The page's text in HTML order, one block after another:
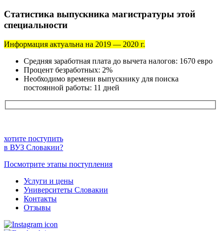
Статистика выпускника магистратуры этой
специальности
Информация актуальна на 2019 — 2020 г.
Средняя заработная плата до вычета налогов: 1670 евро
Процент безработных: 2%
Необходимо времени выпускнику для поиска
постоянной работы: 11 дней
хотите поступить
в ВУЗ Словакии?
Посмотрите этапы поступления
Услуги и цены
Университеты Словакии
Контакты
Отзывы